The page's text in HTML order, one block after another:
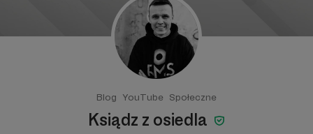
Blog YouTube Społeczne
Ksiądz z osiedla